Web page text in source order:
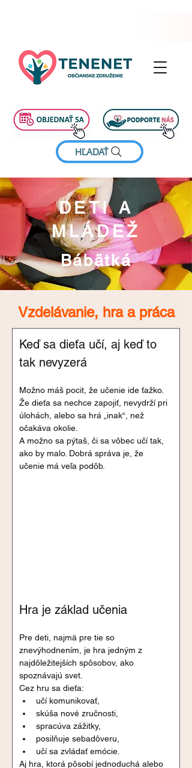
HĽADAŤ
​DETI A
MLÁDEŽ
Bábätká
Vzdelávanie, hra a práca
Keď sa dieťa učí, aj keď to
tak nevyzerá
Možno máš pocit, že učenie ide ťažko.
Že dieťa sa nechce zapojiť, nevydrží pri
úlohách, alebo sa hrá „inak“, než
očakáva okolie.
A možno sa pýtaš, či sa vôbec učí tak,
ako by malo. Dobrá správa je, že
učenie má veľa podôb.
Hra je základ učenia
Pre deti, najmä pre tie so
znevýhodnením, je hra jedným z
najdôležitejších spôsobov, ako
spoznávajú svet.
Cez hru sa dieťa:
učí komunikovať,
skúša nové zručnosti,
spracúva zážitky,
posilňuje sebadôveru,
učí sa zvládať emócie.
Aj hra, ktorá pôsobí jednoduchá alebo